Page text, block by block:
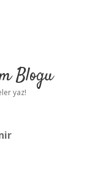
Blogu
yaz!